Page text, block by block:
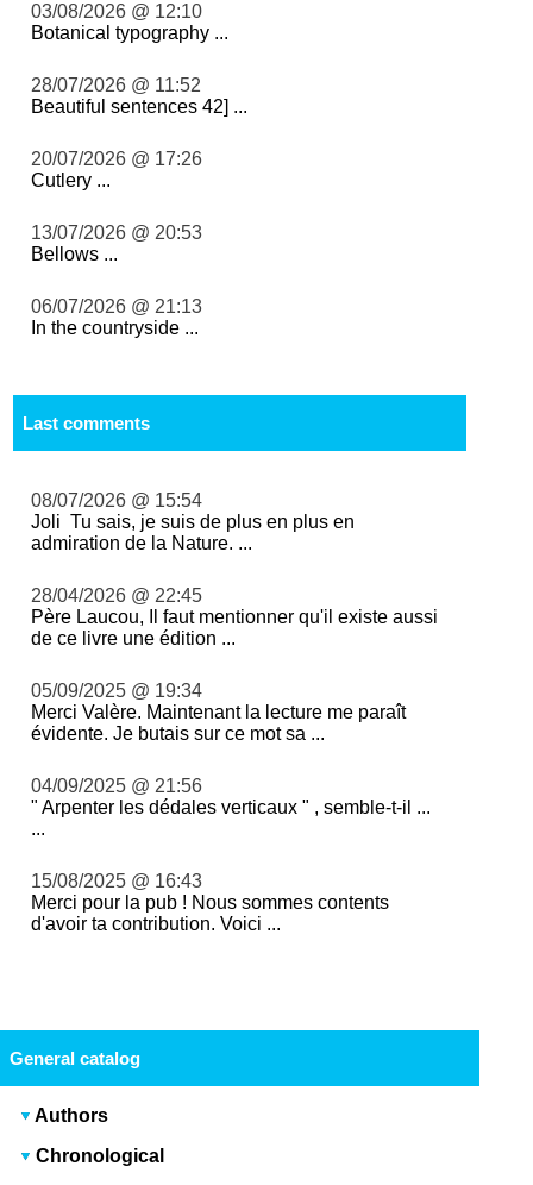
03/08/2026 @ 12:10
Botanical typography ...
28/07/2026 @ 11:52
Beautiful sentences 42] ...
20/07/2026 @ 17:26
Cutlery ...
13/07/2026 @ 20:53
Bellows ...
06/07/2026 @ 21:13
In the countryside ...
Last comments
08/07/2026 @ 15:54
Joli Tu sais, je suis de plus en plus en
admiration de la Nature. ...
28/04/2026 @ 22:45
Père Laucou, Il faut mentionner qu'il existe aussi
de ce livre une édition ...
05/09/2025 @ 19:34
Merci Valère. Maintenant la lecture me paraît
évidente. Je butais sur ce mot sa ...
04/09/2025 @ 21:56
" Arpenter les dédales verticaux " , semble-t-il ...
...
15/08/2025 @ 16:43
Merci pour la pub ! Nous sommes contents
d'avoir ta contribution. Voici ...
General catalog
Authors
Chronological